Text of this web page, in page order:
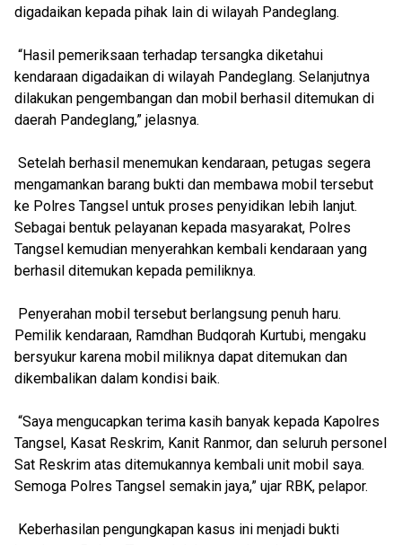
digadaikan kepada pihak lain di wilayah Pandeglang.
“Hasil pemeriksaan terhadap tersangka diketahui
kendaraan digadaikan di wilayah Pandeglang. Selanjutnya
dilakukan pengembangan dan mobil berhasil ditemukan di
daerah Pandeglang,” jelasnya.
Setelah berhasil menemukan kendaraan, petugas segera
mengamankan barang bukti dan membawa mobil tersebut
ke Polres Tangsel untuk proses penyidikan lebih lanjut.
Sebagai bentuk pelayanan kepada masyarakat, Polres
Tangsel kemudian menyerahkan kembali kendaraan yang
berhasil ditemukan kepada pemiliknya.
Penyerahan mobil tersebut berlangsung penuh haru.
Pemilik kendaraan, Ramdhan Budqorah Kurtubi, mengaku
bersyukur karena mobil miliknya dapat ditemukan dan
dikembalikan dalam kondisi baik.
“Saya mengucapkan terima kasih banyak kepada Kapolres
Tangsel, Kasat Reskrim, Kanit Ranmor, dan seluruh personel
Sat Reskrim atas ditemukannya kembali unit mobil saya.
Semoga Polres Tangsel semakin jaya,” ujar RBK, pelapor.
Keberhasilan pengungkapan kasus ini menjadi bukti